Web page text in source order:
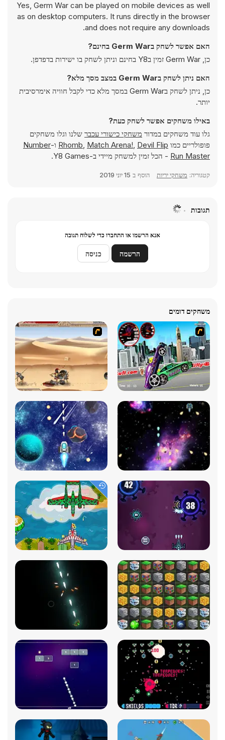
Yes, Germ War can be played on mobile devices as well
as on desktop computers. It runs directly in the browser
and does not require any downloads.
האם אפשר לשחק בGerm War בחינם?
כן, Germ War זמין בY8 בחינם וניתן לשחק בו ישירות בדפדפן.
האם ניתן לשחק בGerm War במצב מסך מלא?
כן, ניתן לשחק בGerm War במסך מלא כדי לקבל חוויה אימרסיבית
יותר.
באילו משחקים אפשר לשחק כעת?
גלו עוד משחקים במדור משחקי כישורי עכבר שלנו וגלו משחקים
פופולריים כמו
Rhomb, Match Arena!, Devil Flip ו-Number
Run Master - הכל זמין למשחק מיידי ב-Y8 Games.
קטגוריה: משחקי יריות הוסף ב 15 יוני 2019
תגובות
אנא הרשמו או התחברו כדי לשלוח תגובה
הרשמה כניסה
משחקים דומים